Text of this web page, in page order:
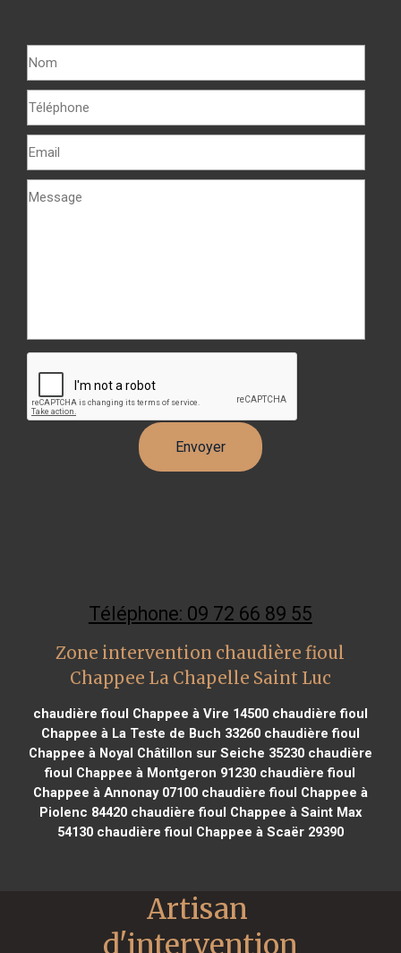
Téléphone: 09 72 66 89 55
Zone intervention chaudière fioul
Chappee La Chapelle Saint Luc
chaudière fioul Chappee à Vire 14500chaudière fioul
Chappee à La Teste de Buch 33260chaudière fioul
Chappee à Noyal Châtillon sur Seiche 35230chaudière
fioul Chappee à Montgeron 91230 chaudière fioul
Chappee à Annonay 07100chaudière fioul Chappee à
Piolenc 84420chaudière fioul Chappee à Saint Max
54130chaudière fioul Chappee à Scaër 29390
Artisan
d'intervention